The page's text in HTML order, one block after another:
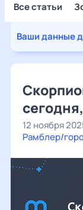
Все статьи
Ваши данные
12 ноября
Рамблер/